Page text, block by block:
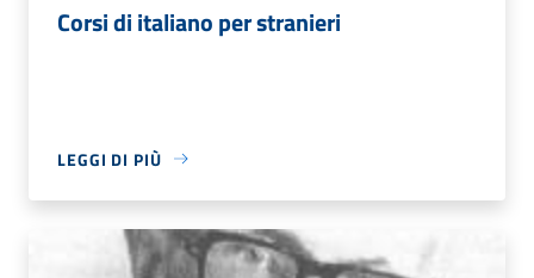
Corsi di italiano per stranieri
LEGGI DI PIÙ